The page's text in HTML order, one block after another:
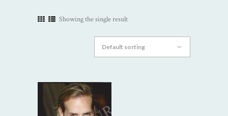
Showing the single result